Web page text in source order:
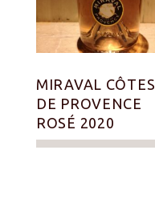
MIRAVAL CÔTES
DE PROVENCE
ROSÉ 2020